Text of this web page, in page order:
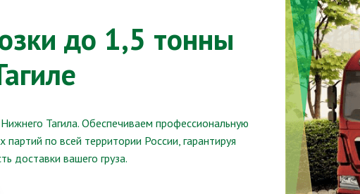
до 1,5 тонны
Тагила. Обеспечиваем профессиональную
партий по всей территории России, гарантируя
доставки вашего груза.